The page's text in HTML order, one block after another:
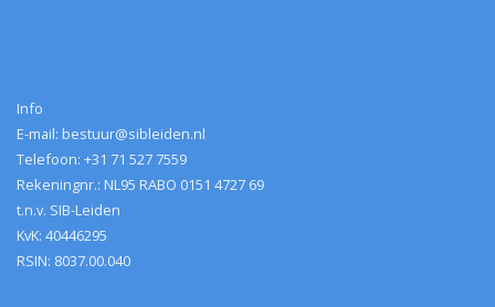
Info
E-mail: bestuur@sibleiden.nl
Telefoon: +31 71 527 7559
Rekeningnr.: NL95 RABO 0151 4727 69
t.n.v. SIB-Leiden
KvK: 40446295
RSIN: 8037.00.040